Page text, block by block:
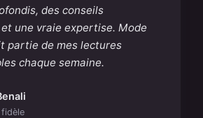
des conseils
une vraie expertise. Mode
partie de mes lectures
chaque semaine.